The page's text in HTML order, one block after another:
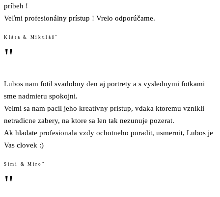
príbeh !
Veľmi profesionálny prístup ! Vrelo odporúčame.
Klára & Mikuláš"
"
Lubos nam fotil svadobny den aj portrety a s vyslednymi fotkami
sme nadmieru spokojni.
Velmi sa nam pacil jeho kreativny pristup, vdaka ktoremu vznikli
netradicne zabery, na ktore sa len tak nezunuje pozerat.
Ak hladate profesionala vzdy ochotneho poradit, usmernit, Lubos je
Vas clovek :)
Simi & Miro"
"